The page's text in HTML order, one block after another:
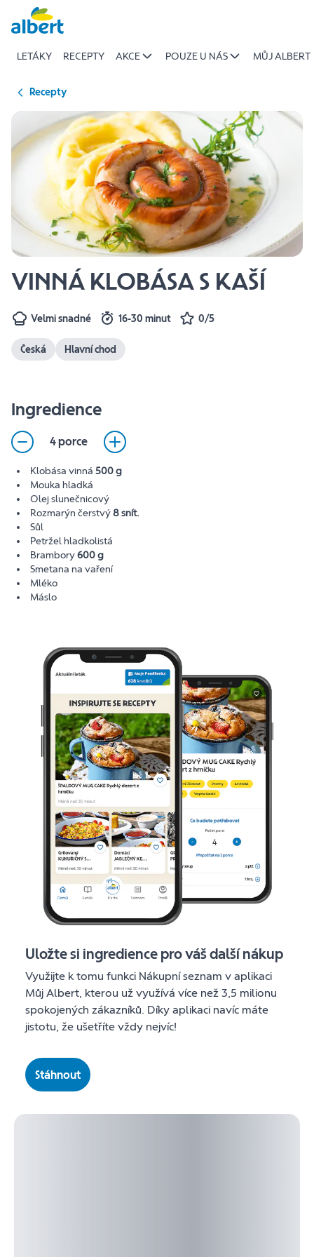
Přeskočit
LETÁKY RECEPTY AKCE POUZE U NÁS MŮJ ALBERT
Recepty
VINNÁ KLOBÁSA S KAŠÍ
Velmi snadné 16-30 minut 0/5
Česká Hlavní chod
Ingredience
4 porce
Klobása vinná 500 g
Mouka hladká
Olej slunečnicový
Rozmarýn čerstvý8 snít.
Sůl
Petržel hladkolistá
Brambory600 g
Smetana na vaření
Mléko
Máslo
Uložte si ingredience pro váš další nákup
Využijte k tomu funkci Nákupní seznam v aplikaci
Můj Albert, kterou už využívá více než 3,5 milionu
spokojených zákazníků. Díky aplikaci navíc máte
jistotu, že ušetříte vždy nejvíc!
Stáhnout